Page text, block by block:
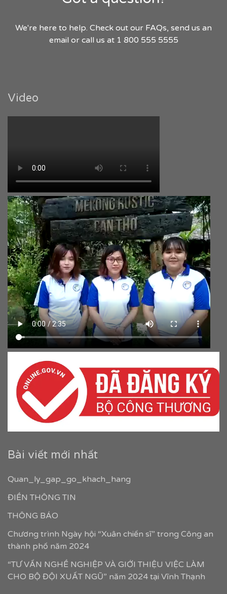
We're here to help. Check out our FAQs, send us an
email or call us at 1 800 555 5555
Video
Bài viết mới nhất
Quan_ly_gap_go_khach_hang
ĐIỀN THÔNG TIN
THÔNG BÁO
Chương trình Ngày hội “Xuân chiến sĩ” trong Công an
thành phố năm 2024
“TƯ VẤN NGHỀ NGHIỆP VÀ GIỚI THIỆU VIỆC LÀM
CHO BỘ ĐỘI XUẤT NGŨ” năm 2024 tại Vĩnh Thạnh